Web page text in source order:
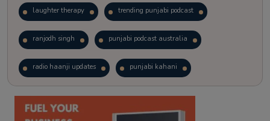
laughter therapy trending punjabi podcast
ranjodh singh punjabi podcast australia
radio haanji updates punjabi kahani
kitaab kahani punjabi story